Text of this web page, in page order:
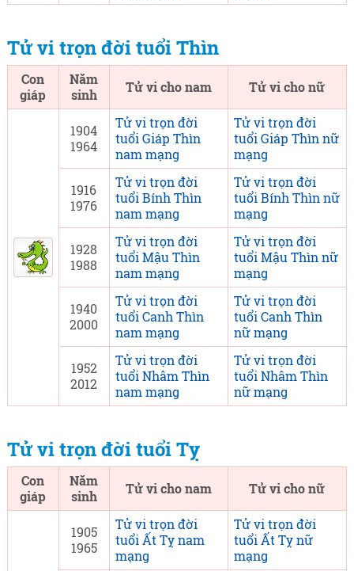
Tử vi trọn đời tuổi Thìn
Con
giáp
Năm
sinh
Tử vi cho nam Tử vi cho nữ
1904
1964
Tử vi trọn đời
tuổi Giáp Thìn
nam mạng
Tử vi trọn đời
tuổi Giáp Thìn nữ
mạng
1916
1976
Tử vi trọn đời
tuổi Bính Thìn
nam mạng
Tử vi trọn đời
tuổi Bính Thìn nữ
mạng
1928
1988
Tử vi trọn đời
tuổi Mậu Thìn
nam mạng
Tử vi trọn đời
tuổi Mậu Thìn nữ
mạng
1940
2000
Tử vi trọn đời
tuổi Canh Thìn
nam mạng
Tử vi trọn đời
tuổi Canh Thìn
nữ mạng
1952
2012
Tử vi trọn đời
tuổi Nhâm Thìn
nam mạng
Tử vi trọn đời
tuổi Nhâm Thìn
nữ mạng
Tử vi trọn đời tuổi Tỵ
Con
giáp
Năm
sinh
Tử vi cho nam Tử vi cho nữ
1905
1965
Tử vi trọn đời
tuổi Ất Tỵ nam
mạng
Tử vi trọn đời
tuổi Ất Tỵ nữ
mạng